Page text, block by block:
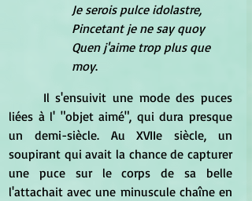
Je serois pulce idolastre,
Pincetant je ne say quoy
Quen j'aime trop plus que
moy.
Il s'ensuivit une mode des puces
liées à l' "objet aimé", qui dura presque
un demi-siècle. Au XVIIe siècle, un
soupirant qui avait la chance de capturer
une puce sur le corps de sa belle
l'attachait avec une minuscule chaîne en